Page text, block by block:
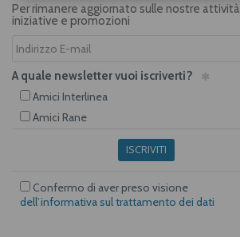
Per rimanere aggiornato sulle nostre attività,
iniziative e promozioni
A quale newsletter vuoi iscriverti?
Amici Interlinea
Amici Rane
ISCRIVITI
Confermo di aver preso visione
dell’informativa sul trattamento dei dati